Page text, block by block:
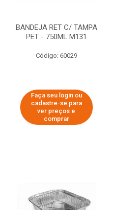
BANDEJA RET C/ TAMPA
PET - 750ML M131
Código: 60029
Faça seu login ou
cadastre-se para
ver preços e
comprar